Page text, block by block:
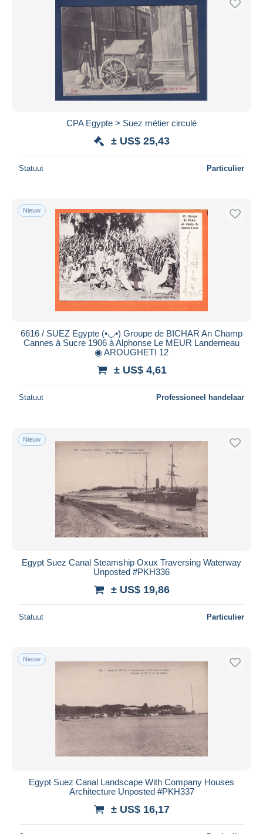
CPA Egypte > Suez métier circulé
± US$ 25,43
Statuut Particulier
Nieuw
6616 / SUEZ Egypte (•◡•) Groupe de BICHAR An Champ
Cannes à Sucre 1906 à Alphonse Le MEUR Landerneau
◉ AROUGHETI 12
± US$ 4,61
Statuut Professioneel handelaar
Nieuw
Egypt Suez Canal Steamship Oxux Traversing Waterway
Unposted #PKH336
± US$ 19,86
Statuut Particulier
Nieuw
Egypt Suez Canal Landscape With Company Houses
Architecture Unposted #PKH337
± US$ 16,17